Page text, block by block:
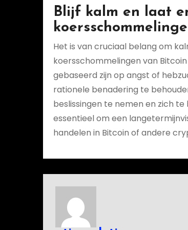
Blijf kalm en laat
Het is van cruciaal belang om
koersschommelingen van
gebaseerd zijn op angst of
rationele benadering te
beslissingen te nemen en zich
essentieel om een
handelen in Bitcoin of andere